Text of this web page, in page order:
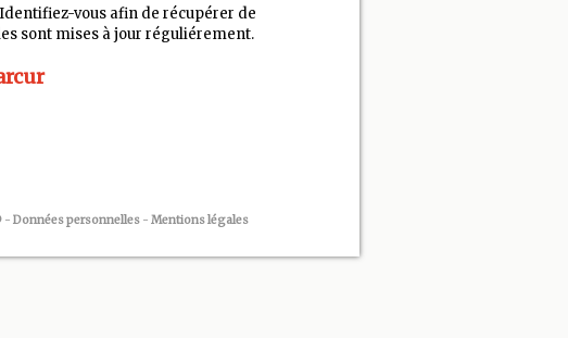
vous afin de récupérer de
sont mises à jour réguliérement.
- Données personnelles- Mentions légales